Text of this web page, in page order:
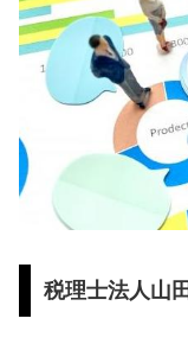
税理士法人山